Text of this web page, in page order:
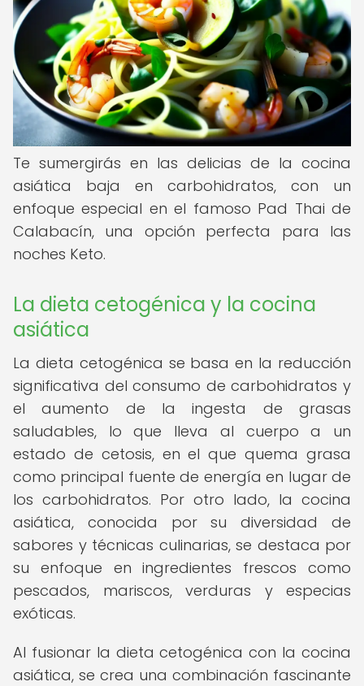
Te sumergirás en las delicias de la cocina
asiática baja en carbohidratos, con un
enfoque especial en el famoso Pad Thai de
Calabacín, una opción perfecta para las
noches Keto.
La dieta cetogénica y la cocina
asiática
La dieta cetogénica se basa en la reducción
significativa del consumo de carbohidratos y
el aumento de la ingesta de grasas
saludables, lo que lleva al cuerpo a un
estado de cetosis, en el que quema grasa
como principal fuente de energía en lugar de
los carbohidratos. Por otro lado, la cocina
asiática, conocida por su diversidad de
sabores y técnicas culinarias, se destaca por
su enfoque en ingredientes frescos como
pescados, mariscos, verduras y especias
exóticas.
Al fusionar la dieta cetogénica con la cocina
asiática, se crea una combinación fascinante